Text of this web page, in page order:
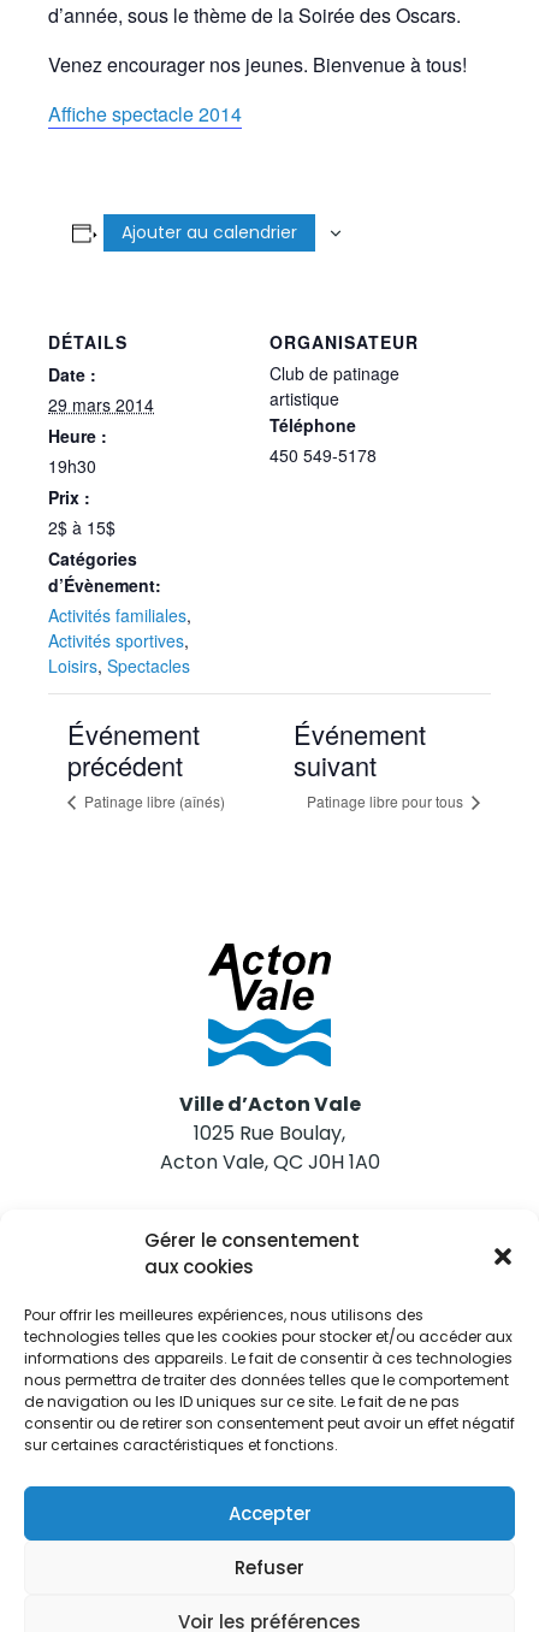
Gérer le consentement
aux cookies
Pour offrir les meilleures expériences, nous utilisons des
technologies telles que les cookies pour stocker et/ou accéder aux
informations des appareils. Le fait de consentir à ces technologies
nous permettra de traiter des données telles que le comportement
de navigation ou les ID uniques sur ce site. Le fait de ne pas
consentir ou de retirer son consentement peut avoir un effet négatif
sur certaines caractéristiques et fonctions.
Accepter
Refuser
Voir les préférences
d’année, sous le thème de la Soirée des Oscars.
Venez encourager nos jeunes. Bienvenue à tous!
Affiche spectacle 2014
Ajouter au calendrier
DÉTAILS
Date :
29 mars 2014
Heure :
19h30
Prix :
2$ à 15$
Catégories
d’Évènement:
Activités familiales,
Activités sportives,
Loisirs, Spectacles
ORGANISATEUR
Club de patinage
artistique
Téléphone
450 549-5178
Événement
précédent
Patinage libre (aînés)
Événement
suivant
Patinage libre pour tous
Ville d’Acton Vale
1025 Rue Boulay,
Acton Vale, QC J0H 1A0
Nous joindre
Tél. 450 546-2703
Restez informés
Abonnez-vous aux alertes municipales
Je m'abonne